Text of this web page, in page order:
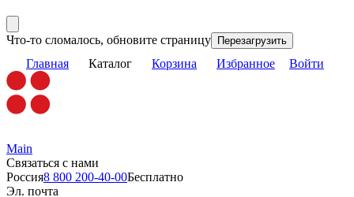
Что-то сломалось, обновите страницу Перезагрузить
Главная Каталог Корзина Избранное Войти
Main
Связаться с нами
Россия8 800 200-40-00Бесплатно
Эл. почта